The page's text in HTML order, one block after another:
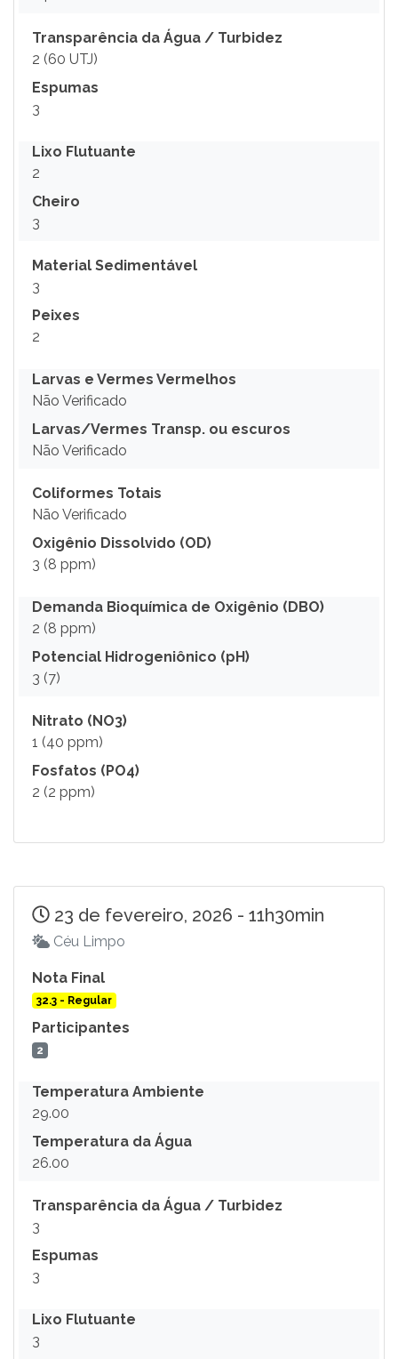
Transparência da Água / Turbidez
2 (60 UTJ)
Espumas
3
Lixo Flutuante
2
Cheiro
3
Material Sedimentável
3
Peixes
2
Larvas e Vermes Vermelhos
Não Verificado
Larvas/Vermes Transp. ou escuros
Não Verificado
Coliformes Totais
Não Verificado
Oxigênio Dissolvido (OD)
3 (8 ppm)
Demanda Bioquímica de Oxigênio (DBO)
2 (8 ppm)
Potencial Hidrogeniônico (pH)
3 (7)
Nitrato (NO3)
1 (40 ppm)
Fosfatos (PO4)
2 (2 ppm)
23 de fevereiro, 2026 - 11h30min
Céu Limpo
Nota Final
32.3 - Regular
Participantes
2
Temperatura Ambiente
29.00
Temperatura da Água
26.00
Transparência da Água / Turbidez
3
Espumas
3
Lixo Flutuante
3